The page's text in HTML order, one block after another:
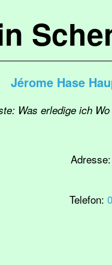
Jérome Hase
Was erledige ich
Adresse:
Telefon: